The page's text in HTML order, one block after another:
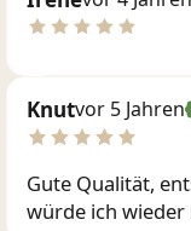
Knutvor 5 Jahren
Gute Qualität,
würde ich wieder